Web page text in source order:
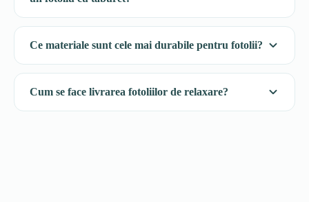
Ce materiale sunt cele mai durabile pentru fotolii?
Cum se face livrarea fotoliilor de relaxare?